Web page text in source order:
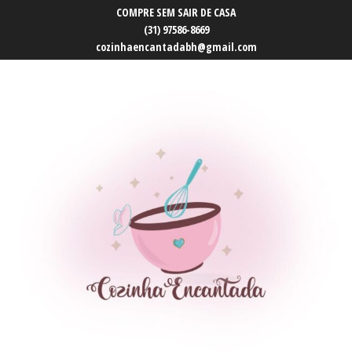
COMPRE SEM SAIR DE CASA
(31) 97586-8669
cozinhaencantadabh@gmail.com